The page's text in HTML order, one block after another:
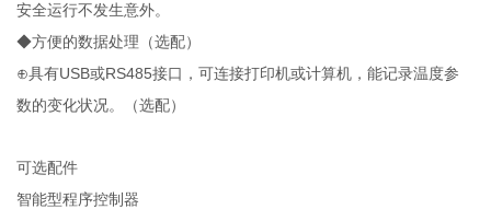
安全运行不发生意外。
◆方便的数据处理（选配）
⊕具有USB或RS485接口，可连接打印机或计算机，能记录温度参
数的变化状况。（选配）
可选配件
智能型程序控制器